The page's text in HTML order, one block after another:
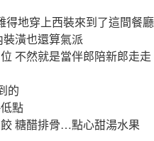
得地穿上西裝來到了這間餐廳
潢也還算氣派
不然就是當伴郎陪新郎走走
的
點
糖醋排骨…點心甜湯水果